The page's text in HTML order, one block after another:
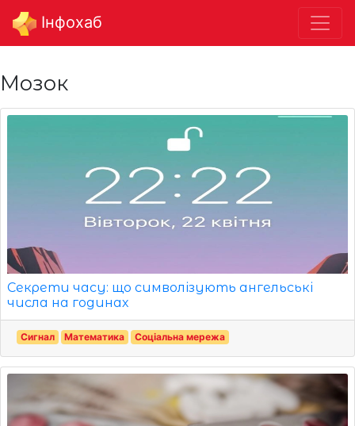
Інфохаб
Мозок
Секрети часу: що символізують ангельські
числа на годинах
Сигнал Математика Соціальна мережа